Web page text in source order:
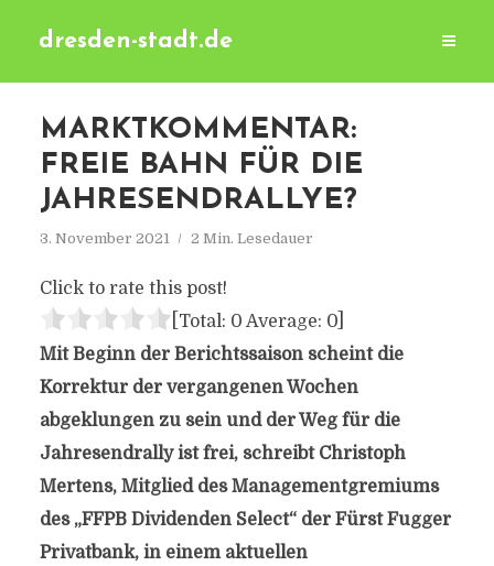
dresden-stadt.de
MARKTKOMMENTAR:
FREIE BAHN FÜR DIE
JAHRESENDRALLYE?
3. November 2021 2 Min. Lesedauer
Click to rate this post!
[Total: 0 Average: 0]
Mit Beginn der Berichtssaison scheint die
Korrektur der vergangenen Wochen
abgeklungen zu sein und der Weg für die
Jahresendrally ist frei, schreibt Christoph
Mertens, Mitglied des Managementgremiums
des „FFPB Dividenden Select“ der Fürst Fugger
Privatbank, in einem aktuellen